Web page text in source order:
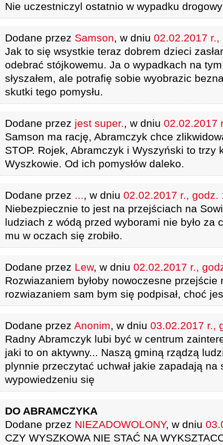
Nie uczestniczyl ostatnio w wypadku
Dodane przez Samson, w dniu 02.02.2017
Jak to się wsystkie teraz dobrem dzieci
odebrać stójkowemu. Ja o wypadkach na
słyszałem, ale potrafię sobie wyobrazic
skutki tego pomysłu.
Dodane przez jest super., w dniu 02.02.2017
Samson ma rację, Abramczyk chce
STOP. Rojek, Abramczyk i Wyszyński to trzy
Wyszkowie. Od ich pomysłów daleko.
Dodane przez ..., w dniu 02.02.2017 r., godz.
Niebezpiecznie to jest na przejściach na
ludziach z wódą przed wyborami nie było za
mu w oczach się zrobiło.
Dodane przez Lew, w dniu 02.02.2017 r.,
Rozwiazaniem byłoby nowoczesne
rozwiazaniem sam bym się podpisał, choć
Dodane przez Anonim, w dniu 03.02.2017 r.,
Radny Abramczyk lubi być w centrum
jaki to on aktywny... Naszą gminą rządzą
plynnie przeczytać uchwał jakie zapadają
wypowiedzeniu się
DO ABRAMCZYKA
Dodane przez NIEZADOWOLONY, w dniu
CZY WYSZKOWA NIE STAĆ NA